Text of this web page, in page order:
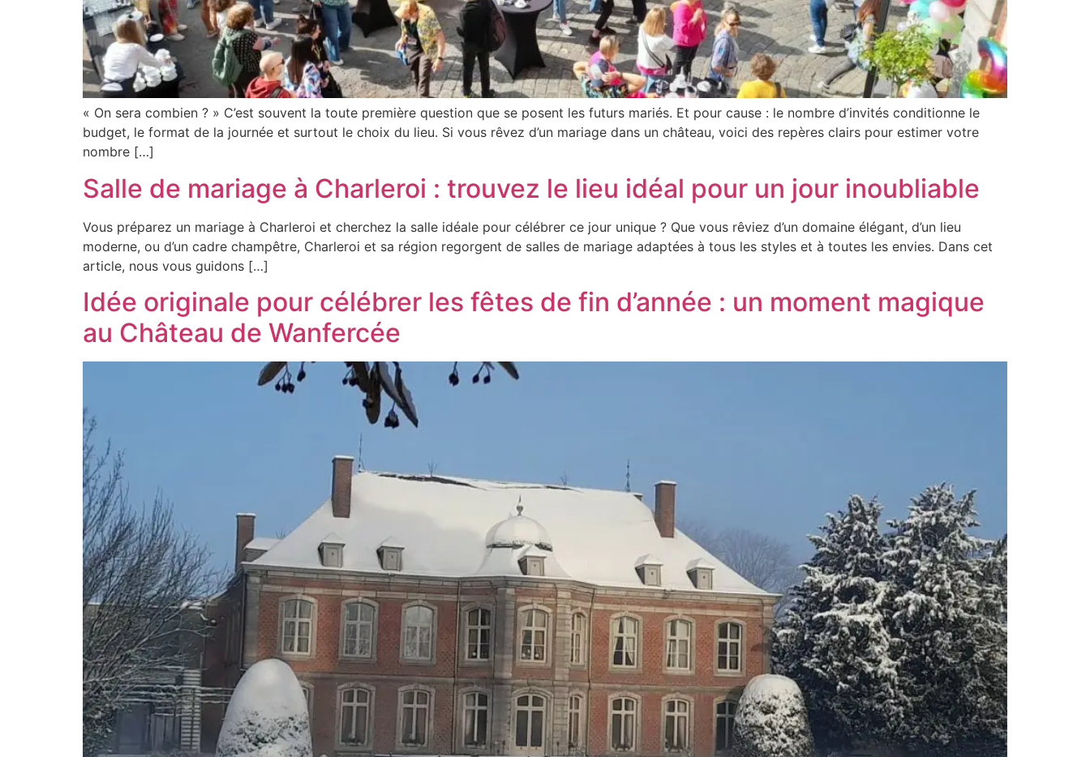
« On sera combien ? » C’est souvent la toute première question que se posent les futurs mariés. Et pour cause : le nombre d’invités conditionne le
budget, le format de la journée et surtout le choix du lieu. Si vous rêvez d’un mariage dans un château, voici des repères clairs pour estimer votre
nombre […]
Salle de mariage à Charleroi : trouvez le lieu idéal pour un jour inoubliable
Vous préparez un mariage à Charleroi et cherchez la salle idéale pour célébrer ce jour unique ? Que vous rêviez d’un domaine élégant, d’un lieu
moderne, ou d’un cadre champêtre, Charleroi et sa région regorgent de salles de mariage adaptées à tous les styles et à toutes les envies. Dans cet
article, nous vous guidons […]
Idée originale pour célébrer les fêtes de fin d’année : un moment magique
au Château de Wanfercée